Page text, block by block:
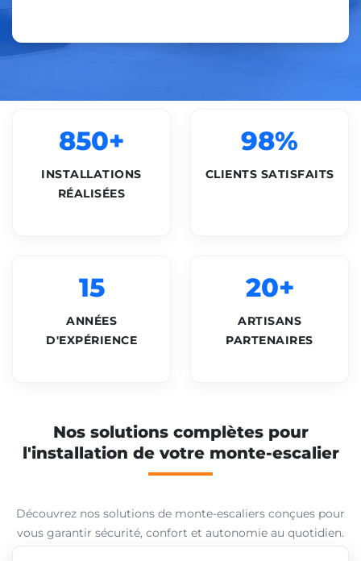
850+
INSTALLATIONS
RÉALISÉES
98%
CLIENTS SATISFAITS
15
ANNÉES
D'EXPÉRIENCE
20+
ARTISANS
PARTENAIRES
Nos solutions complètes pour
l'installation de votre monte-escalier
Découvrez nos solutions de monte-escaliers conçues pour
vous garantir sécurité, confort et autonomie au quotidien.